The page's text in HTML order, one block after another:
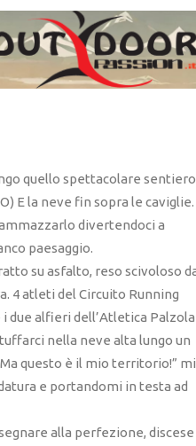
quello spettacolare sentiero
E la neve fin sopra le caviglie.
divertendoci a
paesaggio.
su asfalto, reso scivoloso
4 atleti del Circuito Running
i due alfieri dell’Atletica Palzola
nella neve alta lungo un
questo è il mio territorio!” mi
e portandomi in testa ad
alla perfezione, discese